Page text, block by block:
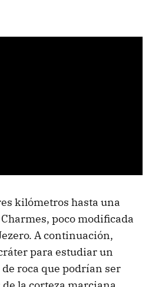
kilómetros hasta una
poco modificada
A continuación,
para estudiar un
roca que podrían ser